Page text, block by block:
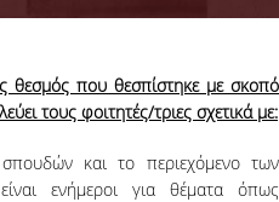
θεσμός που θεσπίστηκε με σκοπό
τους φοιτητές/τριες σχετικά με:
και το περιεχόμενο των
ενήμεροι για θέματα όπως